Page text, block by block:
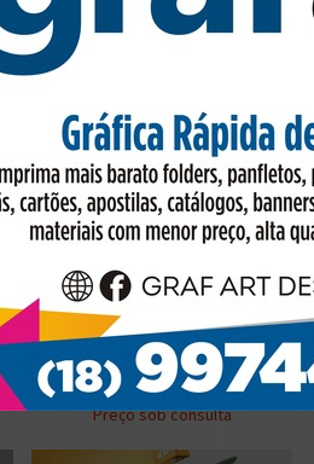
FAIXA 200cmx70cm
FAIXA 300cmx70cm
Preço sob consulta